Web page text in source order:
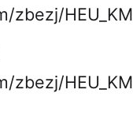
zbezj/
zbezj/